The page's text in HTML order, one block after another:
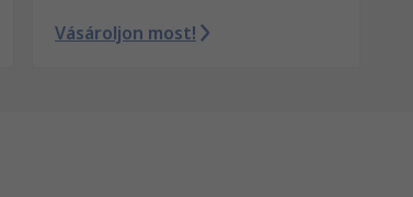
Vásároljon most!